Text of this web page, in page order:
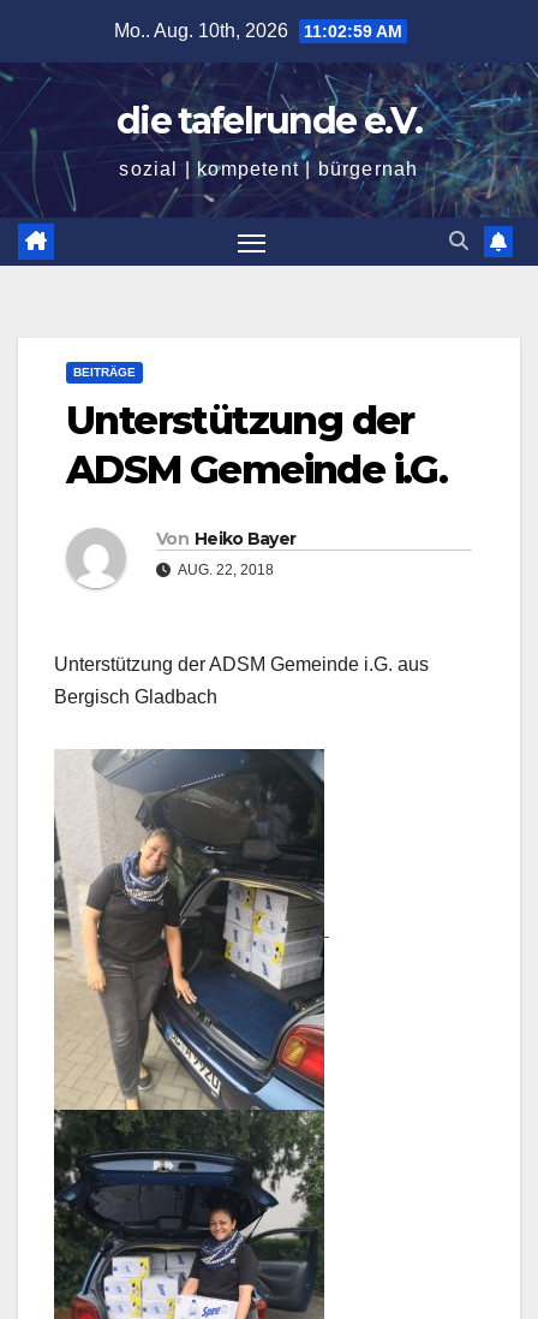
springen
Mo.. Aug. 10th, 2026 11:03:00 AM
die tafelrunde e.V.
sozial | kompetent | bürgernah
BEITRÄGE
Unterstützung der
ADSM Gemeinde i.G.
Von Heiko Bayer
AUG. 22, 2018
Unterstützung der ADSM Gemeinde i.G. aus
Bergisch Gladbach